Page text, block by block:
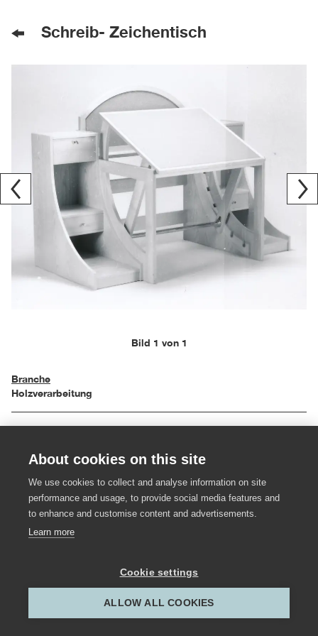
Schreib- Zeichentisch
Bild 1 von 1
Branche
Holzverarbeitung
Einreichungsjahr
1991
Hersteller:in
Gestalter:in
Valentin Winder; Roland Hermanseder
About cookies on this site
We use cookies to collect and analyse information on site
performance and usage, to provide social media features and
to enhance and customise content and advertisements.
Learn more
Cookie settings
ALLOW ALL COOKIES